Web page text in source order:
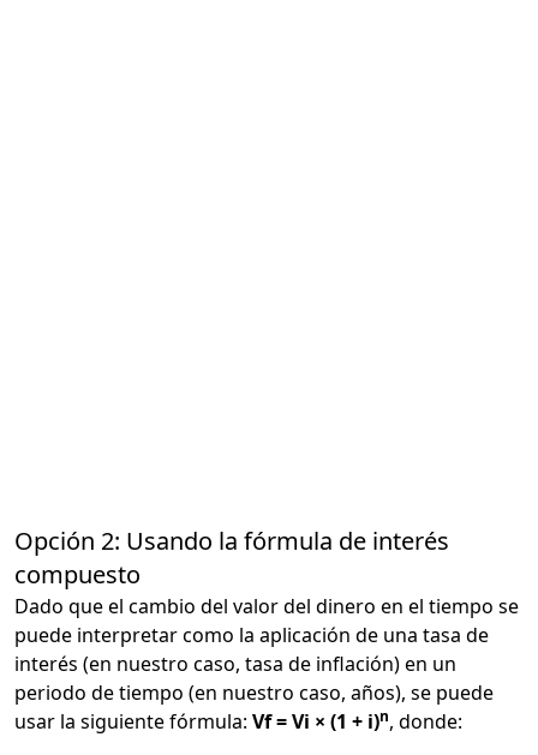
Opción 2: Usando la fórmula de interés
compuesto
Dado que el cambio del valor del dinero en el tiempo se
puede interpretar como la aplicación de una tasa de
interés (en nuestro caso, tasa de inflación) en un
periodo de tiempo (en nuestro caso, años), se puede
usar la siguiente fórmula: Vf = Vi × (1 + i)n, donde: